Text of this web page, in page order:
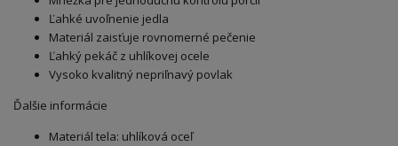
Ľahké uvoľnenie jedla
Materiál zaisťuje rovnomerné pečenie
Ľahký pekáč z uhlíkovej ocele
Vysoko kvalitný nepriľnavý povlak
Ďalšie informácie
Materiál tela: uhlíková oceľ